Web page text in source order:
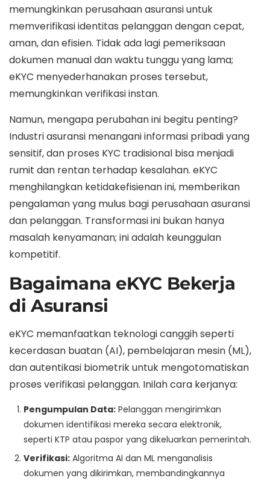
memungkinkan perusahaan asuransi untuk
memverifikasi identitas pelanggan dengan cepat,
aman, dan efisien. Tidak ada lagi pemeriksaan
dokumen manual dan waktu tunggu yang lama;
eKYC menyederhanakan proses tersebut,
memungkinkan verifikasi instan.
Namun, mengapa perubahan ini begitu penting?
Industri asuransi menangani informasi pribadi yang
sensitif, dan proses KYC tradisional bisa menjadi
rumit dan rentan terhadap kesalahan. eKYC
menghilangkan ketidakefisienan ini, memberikan
pengalaman yang mulus bagi perusahaan asuransi
dan pelanggan. Transformasi ini bukan hanya
masalah kenyamanan; ini adalah keunggulan
kompetitif.
Bagaimana eKYC Bekerja
di Asuransi
eKYC memanfaatkan teknologi canggih seperti
kecerdasan buatan (AI), pembelajaran mesin (ML),
dan autentikasi biometrik untuk mengotomatiskan
proses verifikasi pelanggan. Inilah cara kerjanya:
Pengumpulan Data: Pelanggan mengirimkan
dokumen identifikasi mereka secara elektronik,
seperti KTP atau paspor yang dikeluarkan pemerintah.
Verifikasi: Algoritma AI dan ML menganalisis
dokumen yang dikirimkan, membandingkannya